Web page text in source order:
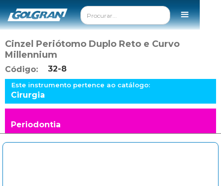
Cinzel Periótomo Duplo Reto e Curvo
Millennium
Código: 32-8
Este instrumento pertence ao catálogo:
Cirurgia
Periodontia